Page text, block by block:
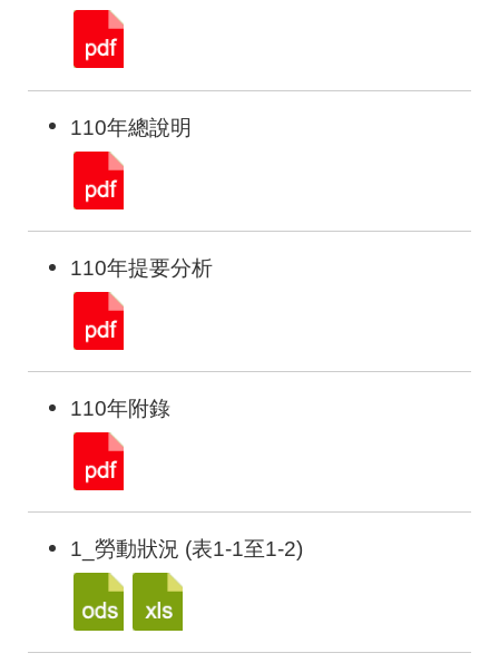
110年總說明
110年提要分析
110年附錄
1_勞動狀況 (表1-1至1-2)